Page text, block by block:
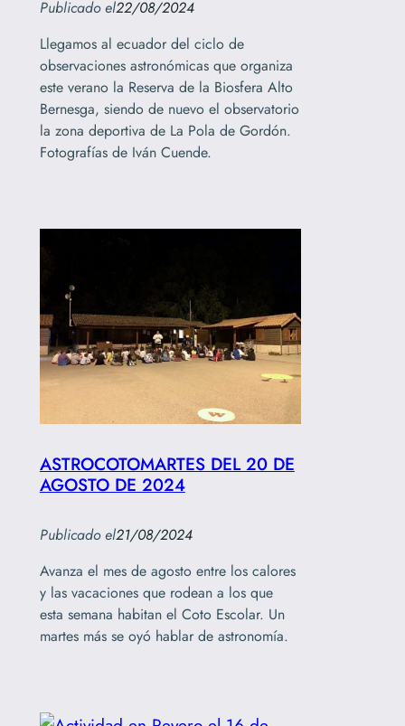
Publicado el22/08/2024
Llegamos al ecuador del ciclo de
observaciones astronómicas que organiza
este verano la Reserva de la Biosfera Alto
Bernesga, siendo de nuevo el observatorio
la zona deportiva de La Pola de Gordón.
Fotografías de Iván Cuende.
ASTROCOTOMARTES DEL 20 DE
AGOSTO DE 2024
Publicado el21/08/2024
Avanza el mes de agosto entre los calores
y las vacaciones que rodean a los que
esta semana habitan el Coto Escolar. Un
martes más se oyó hablar de astronomía.